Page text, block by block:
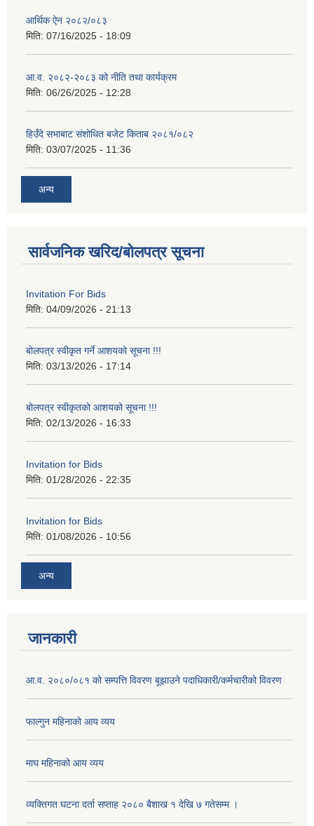
आर्थिक ऐन २०८२/०८३
मिति: 07/16/2025 - 18:09
आ.व. २०८२-२०८३ को नीति तथा कार्यक्रम
मिति: 06/26/2025 - 12:28
हिउँदे सभाबाट संशोधित बजेट किताब २०८१/०८२
मिति: 03/07/2025 - 11:36
अन्य
सार्वजनिक खरिद/बोलपत्र सूचना
Invitation For Bids
मिति: 04/09/2026 - 21:13
बोलपत्र स्वीकृत गर्ने आशयको सूचना !!!
मिति: 03/13/2026 - 17:14
बोलपत्र स्वीकृतको आशयको सूचना !!!
मिति: 02/13/2026 - 16:33
Invitation for Bids
मिति: 01/28/2026 - 22:35
Invitation for Bids
मिति: 01/08/2026 - 10:56
अन्य
जानकारी
आ.व. २०८०/०८१ को सम्पत्ति विवरण बूझाउने पदाधिकारी/कर्मचारीको विवरण
फाल्गुन महिनाको आय व्यय
माघ महिनाको आय व्यय
व्यक्तिगत घटना दर्ता सप्ताह २०८० बैशाख १ देखि ७ गतेसम्म ।